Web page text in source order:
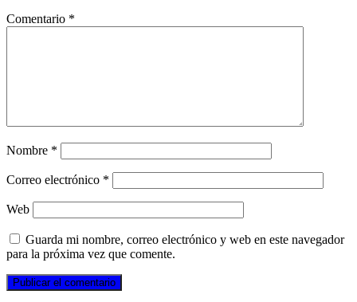
Comentario *
Nombre *
Correo electrónico *
Web
Guarda mi nombre, correo electrónico y web en este navegador
para la próxima vez que comente.